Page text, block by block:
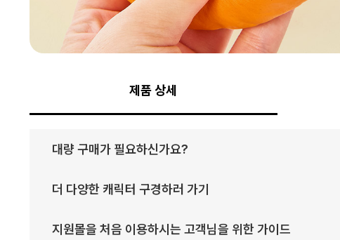
제품 상세
대량 구매가 필요하신가요?
더 다양한 캐릭터 구경하러 가기
지원몰을 처음 이용하시는 고객님을 위한 가이드